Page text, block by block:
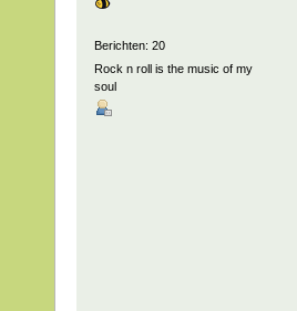
Berichten: 20
Rock n roll is the music of my
soul